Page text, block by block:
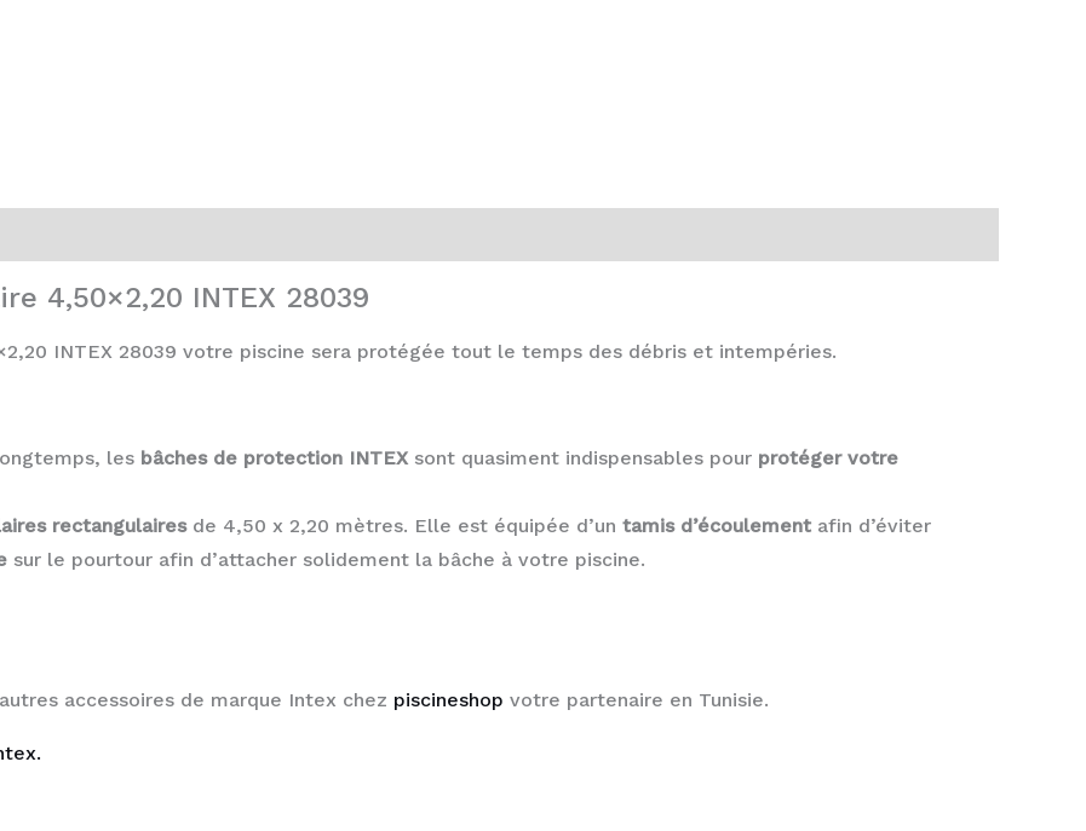
4,50×2,20 INTEX 28039
INTEX 28039 votre piscine sera protégée tout le temps des débris et intempéries.
les bâches de protection INTEX sont quasiment indispensables pour protéger votre
rectangulairesde 4,50 x 2,20 mètres. Elle est équipée d’un tamis d’écoulement afin d’éviter
sur le pourtour afin d’attacher solidement la bâche à votre piscine.
accessoires de marque Intex chez piscineshop votre partenaire en Tunisie.